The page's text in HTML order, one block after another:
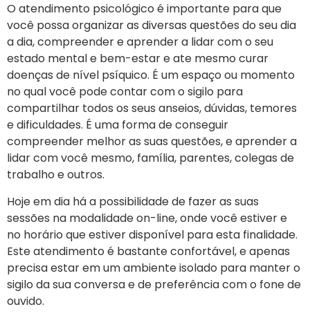
O atendimento psicológico é importante para que
você possa organizar as diversas questões do seu dia
a dia, compreender e aprender a lidar com o seu
estado mental e bem-estar e ate mesmo curar
doenças de nível psíquico. É um espaço ou momento
no qual você pode contar com o sigilo para
compartilhar todos os seus anseios, dúvidas, temores
e dificuldades. É uma forma de conseguir
compreender melhor as suas questões, e aprender a
lidar com você mesmo, família, parentes, colegas de
trabalho e outros.
Hoje em dia há a possibilidade de fazer as suas
sessões na modalidade on-line, onde você estiver e
no horário que estiver disponível para esta finalidade.
Este atendimento é bastante confortável, e apenas
precisa estar em um ambiente isolado para manter o
sigilo da sua conversa e de preferência com o fone de
ouvido.